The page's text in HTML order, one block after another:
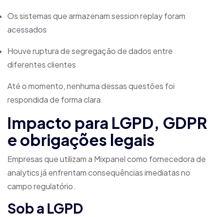
Os sistemas que armazenam session replay foram
acessados
Houve ruptura de segregação de dados entre
diferentes clientes
Até o momento, nenhuma dessas questões foi
respondida de forma clara.
Impacto para LGPD, GDPR
e obrigações legais
Empresas que utilizam a Mixpanel como fornecedora de
analytics já enfrentam consequências imediatas no
campo regulatório.
Sob a LGPD